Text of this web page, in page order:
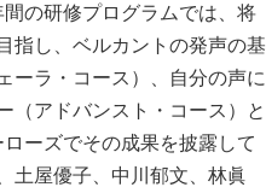
の研修プログラムでは、将
指し、ベルカントの発声の基
ーラ・コース）、自分の声に
（アドバンスト・コース）と
ーズでその成果を披露して
土屋優子、中川郁文、林眞